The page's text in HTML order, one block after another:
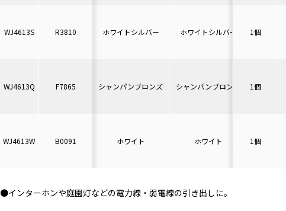
WJ4613S R3810
WJ4613Q F7865
WJ4613W B0091
ホワイトシルバー ホワイトシルバー
シャンパンブロンズ シャンパンブロンズ
ホワイト ホワイト
1個
1個
1個
●インターホンや庭園灯などの電力線・弱電線の引き出しに。